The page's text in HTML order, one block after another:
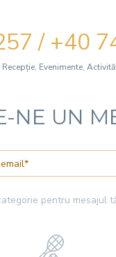
/ +40
Evenimente,
NE UN
pentru mesajul